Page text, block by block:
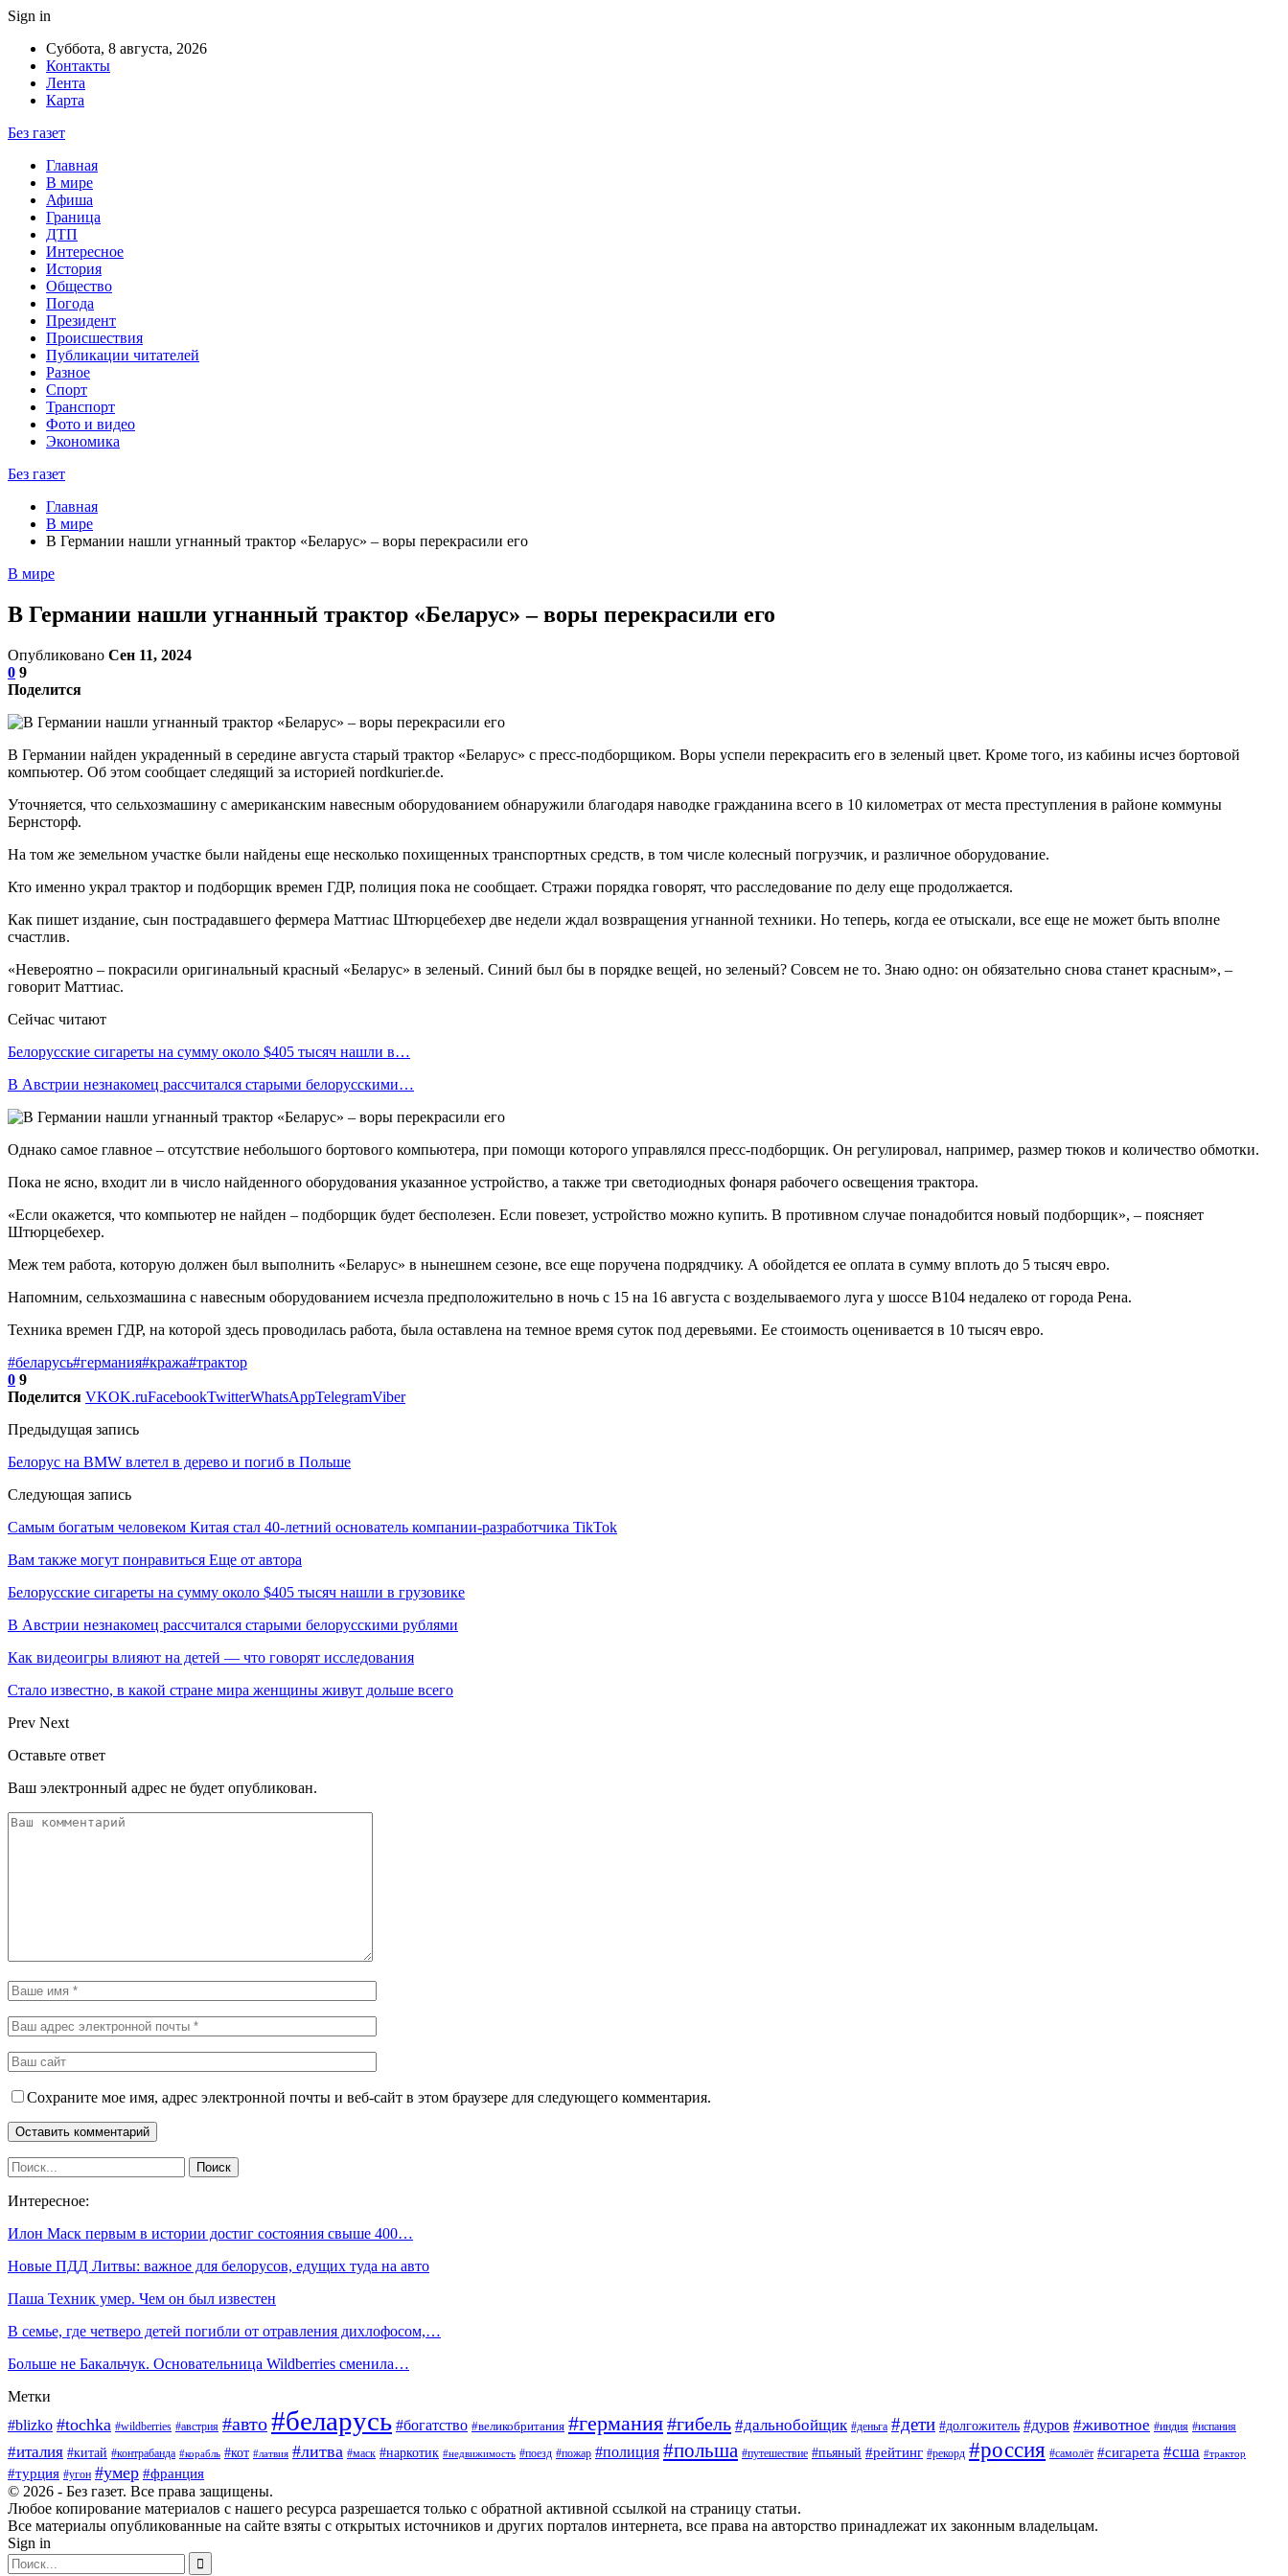
Sign in
Суббота, 8 августа, 2026
Контакты
Лента
Карта
Без газет
Главная
В мире
Афиша
Граница
ДТП
Интересное
История
Общество
Погода
Президент
Происшествия
Публикации читателей
Разное
Спорт
Транспорт
Фото и видео
Экономика
Без газет
Главная
В мире
В Германии нашли угнанный трактор «Беларус» – воры перекрасили его
В мире
В Германии нашли угнанный трактор «Беларус» – воры перекрасили его
Опубликовано Сен 11, 2024
0 9
Поделится
В Германии найден украденный в середине августа старый трактор «Беларус» с пресс-подборщиком. Воры успели перекрасить его в зеленый цвет. Кроме того, из кабины исчез бортовой
компьютер. Об этом сообщает следящий за историей nordkurier.de.
Уточняется, что сельхозмашину с американским навесным оборудованием обнаружили благодаря наводке гражданина всего в 10 километрах от места преступления в районе коммуны
Бернсторф.
На том же земельном участке были найдены еще несколько похищенных транспортных средств, в том числе колесный погрузчик, и различное оборудование.
Кто именно украл трактор и подборщик времен ГДР, полиция пока не сообщает. Стражи порядка говорят, что расследование по делу еще продолжается.
Как пишет издание, сын пострадавшего фермера Маттиас Штюрцебехер две недели ждал возвращения угнанной техники. Но теперь, когда ее отыскали, все еще не может быть вполне
счастлив.
«Невероятно – покрасили оригинальный красный «Беларус» в зеленый. Синий был бы в порядке вещей, но зеленый? Совсем не то. Знаю одно: он обязательно снова станет красным», –
говорит Маттиас.
Сейчас читают
Белорусские сигареты на сумму около $405 тысяч нашли в…
В Австрии незнакомец рассчитался старыми белорусскими…
Однако самое главное – отсутствие небольшого бортового компьютера, при помощи которого управлялся пресс-подборщик. Он регулировал, например, размер тюков и количество обмотки.
Пока не ясно, входит ли в число найденного оборудования указанное устройство, а также три светодиодных фонаря рабочего освещения трактора.
«Если окажется, что компьютер не найден – подборщик будет бесполезен. Если повезет, устройство можно купить. В противном случае понадобится новый подборщик», – поясняет
Штюрцебехер.
Меж тем работа, которую должен был выполнить «Беларус» в нынешнем сезоне, все еще поручена подрядчику. А обойдется ее оплата в сумму вплоть до 5 тысяч евро.
Напомним, сельхозмашина с навесным оборудованием исчезла предположительно в ночь с 15 на 16 августа с возделываемого луга у шоссе B104 недалеко от города Рена.
Техника времен ГДР, на которой здесь проводилась работа, была оставлена на темное время суток под деревьями. Ее стоимость оценивается в 10 тысяч евро.
#беларусь#германия#кража#трактор
0 9
Поделится VKOK.ruFacebookTwitterWhatsAppTelegramViber
Предыдущая запись
Белорус на BMW влетел в дерево и погиб в Польше
Следующая запись
Самым богатым человеком Китая стал 40-летний основатель компании-разработчика TikTok
Вам также могут понравиться Еще от автора
Белорусские сигареты на сумму около $405 тысяч нашли в грузовике
В Австрии незнакомец рассчитался старыми белорусскими рублями
Как видеоигры влияют на детей — что говорят исследования
Стало известно, в какой стране мира женщины живут дольше всего
Prev Next
Оставьте ответ
Ваш электронный адрес не будет опубликован.
Сохраните мое имя, адрес электронной почты и веб-сайт в этом браузере для следующего комментария.
Интересное:
Илон Маск первым в истории достиг состояния свыше 400…
Новые ПДД Литвы: важное для белорусов, едущих туда на авто
Паша Техник умер. Чем он был известен
В семье, где четверо детей погибли от отравления дихлофосом,…
Больше не Бакальчук. Основательница Wildberries сменила…
Метки
#blizko #tochka #wildberries #австрия #авто#беларусь #богатство #великобритания #германия#гибель #дальнобойщик #деньга #дети #долгожитель #дуров #животное #индия #испания
#италия #китай #контрабанда #корабль #кот #латвия #литва #маск #наркотик #недвижимость #поезд #пожар #полиция #польша #путешествие #пьяный #рейтинг #рекорд #россия #самолёт #сигарета #сша #трактор
#турция #угон #умер #франция
© 2026 - Без газет. Все права защищены.
Любое копирование материалов с нашего ресурса разрешается только с обратной активной ссылкой на страницу статьи.
Все материалы опубликованные на сайте взяты с открытых источников и других порталов интернета, все права на авторство принадлежат их законным владельцам.
Sign in